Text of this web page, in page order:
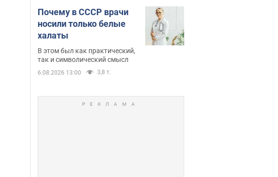
Почему в СССР врачи
носили только белые
халаты
В этом был как практический,
так и символический смысл
6.08.2026 13:00 3,8 т.